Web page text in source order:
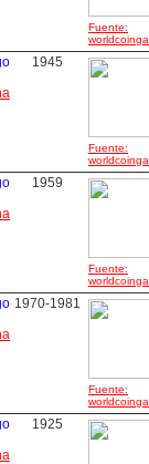
Fuente:
1945
Fuente:
1959
Fuente:
1970-1981
Fuente:
1925